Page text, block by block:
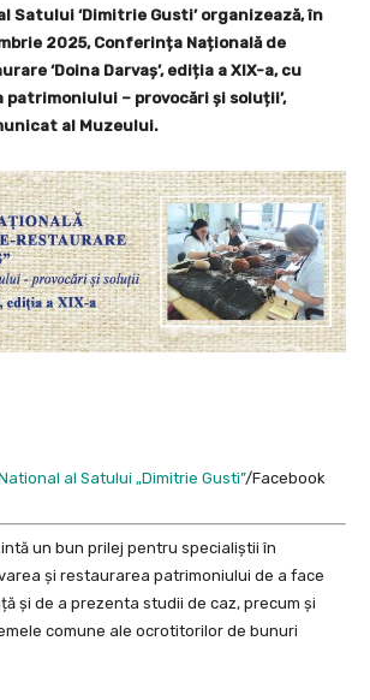
Satului ‘Dimitrie Gusti’ organizează, în
2025, Conferința Națională de
‘Doina Darvaș’, ediția a XIX-a, cu
patrimoniului – provocări și soluții’,
al Muzeului.
al Satului „Dimitrie Gusti”/Facebook
un bun prilej pentru specialiștii în
și restaurarea patrimoniului de a face
și de a prezenta studii de caz, precum și
comune ale ocrotitorilor de bunuri